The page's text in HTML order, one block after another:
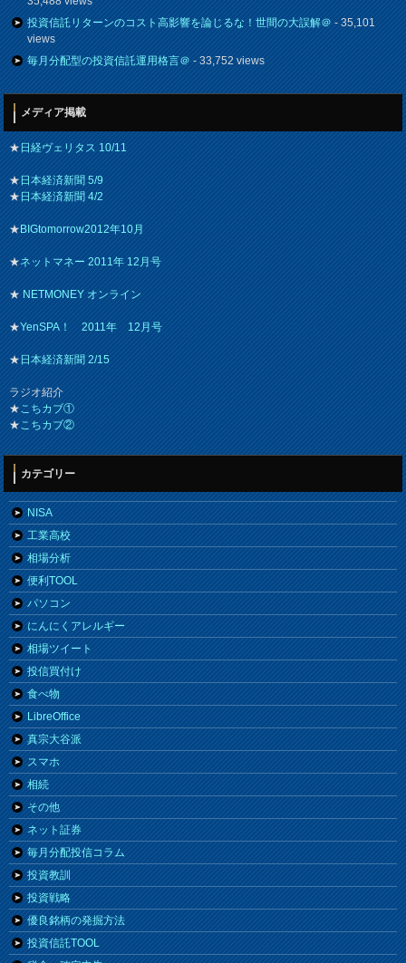
投資信託リターンのコスト高影響を論じるな！世間の大誤解＠- 35,101
views
毎月分配型の投資信託運用格言＠- 33,752 views
メディア掲載
★日経ヴェリタス 10/11
★日本経済新聞 5/9
★日本経済新聞 4/2
★BIGtomorrow2012年10月
★ネットマネー 2011年 12月号
★NETMONEY オンライン
★YenSPA！ 2011年 12月号
★日本経済新聞 2/15
ラジオ紹介
★こちカブ①
★こちカブ②
カテゴリー
NISA
工業高校
相場分析
便利TOOL
パソコン
にんにくアレルギー
相場ツイート
投信買付け
食べ物
LibreOffice
真宗大谷派
スマホ
相続
その他
ネット証券
毎月分配投信コラム
投資教訓
投資戦略
優良銘柄の発掘方法
投資信託TOOL